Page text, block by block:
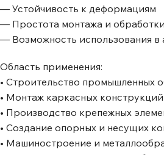
— Устойчивость к деформациям
— Простота монтажа и обработки
— Возможность использования в
Область применения:
• Строительство промышленных
• Монтаж каркасных конструкций
• Производство крепежных
• Создание опорных и несущих
• Машиностроение и